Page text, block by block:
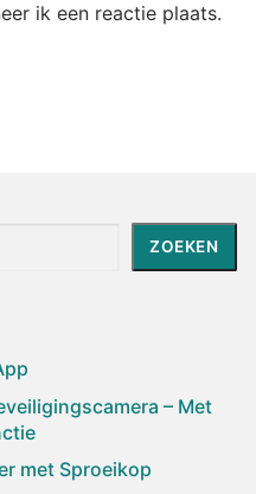
ik een reactie plaats.
ZOEKEN
– Met
met Sproeikop